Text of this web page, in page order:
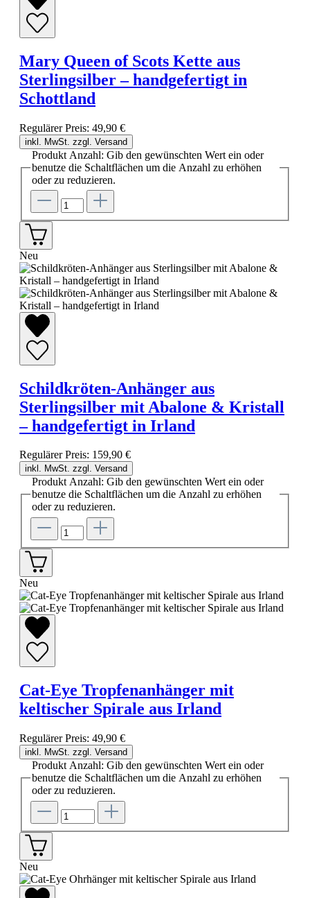
Mary Queen of Scots Kette aus
Sterlingsilber – handgefertigt in
Schottland
Regulärer Preis: 49,90 €
inkl. MwSt. zzgl. Versand
Produkt Anzahl: Gib den gewünschten Wert ein oder
benutze die Schaltflächen um die Anzahl zu erhöhen
oder zu reduzieren.
Neu
Schildkröten-Anhänger aus
Sterlingsilber mit Abalone & Kristall
– handgefertigt in Irland
Regulärer Preis: 159,90 €
inkl. MwSt. zzgl. Versand
Produkt Anzahl: Gib den gewünschten Wert ein oder
benutze die Schaltflächen um die Anzahl zu erhöhen
oder zu reduzieren.
Neu
Cat-Eye Tropfenanhänger mit
keltischer Spirale aus Irland
Regulärer Preis: 49,90 €
inkl. MwSt. zzgl. Versand
Produkt Anzahl: Gib den gewünschten Wert ein oder
benutze die Schaltflächen um die Anzahl zu erhöhen
oder zu reduzieren.
Neu